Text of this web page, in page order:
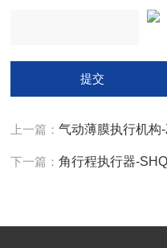
上一篇：气动薄膜执行机构
下一篇：角行程执行器-SHQ